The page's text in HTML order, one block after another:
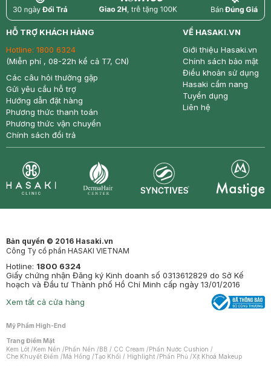
return nowfree price
HỖ TRỢ KHÁCH HÀNG
Hotline: 1800 6324
(Miễn phí , 08-22h kể cả T7, CN)
Các câu hỏi thường gặp
Gửi yêu cầu hỗ trợ
Hướng dẫn đặt hàng
Phương thức thanh toán
Phương thức vận chuyển
Chính sách đổi trả
VỀ HASAKI.VN
Giới thiệu Hasaki.vn
Chính sách bảo mật
Điều khoản sử dụng
Hasaki cẩm nang
Tuyển dụng
Liên hệ
Bản quyền © 2016 Hasaki.vn
Công Ty cổ phần HASAKI VIETNAM
Hotline: 1800 6324
Giấy chứng nhận Đăng ký Kinh doanh số 0313612829 do Sở Kế
hoạch và Đầu tư Thành phố Hồ Chí Minh cấp ngày 13/01/2016
Xem tất cả cửa hàng
Mỹ Phẩm High-End
Trang Điểm Mặt
Kem Lót /Kem Nền /Phấn Nền /BB / CC Cream /Phấn Nước Cushion /
Che Khuyết Điểm /Má Hồng /Tạo Khối / Highlight /Phấn Phủ /Xịt Khoá Makeup